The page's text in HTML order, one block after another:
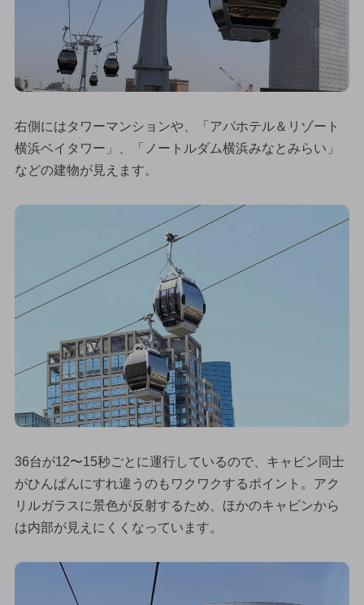
右側にはタワーマンションや、「アパホテル＆リゾート
横浜ベイタワー」、「ノートルダム横浜みなとみらい」
などの建物が見えます。
36台が12〜15秒ごとに運行しているので、キャビン同士
がひんぱんにすれ違うのもワクワクするポイント。アク
リルガラスに景色が反射するため、ほかのキャビンから
は内部が見えにくくなっています。